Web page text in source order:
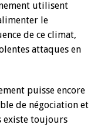
utilisent
le
de ce climat,
attaques en
puisse encore
de négociation et
existe toujours